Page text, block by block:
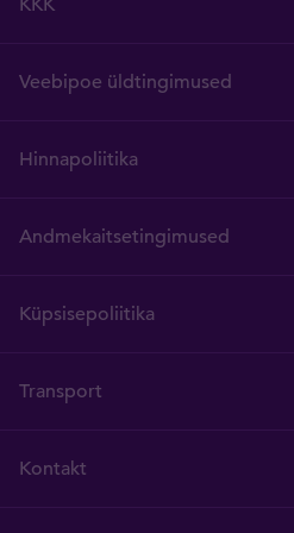
Veebipoe üldtingimused
Hinnapoliitika
Andmekaitsetingimused
Küpsisepoliitika
Transport
Kontakt